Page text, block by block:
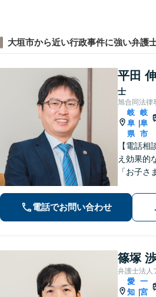
大垣市から近い行政事件に強い弁護
平田
士
旭合同法律
岐
阜
県
|
岐
阜
市
【電話
え効果的
「お子さ
くださ
で不動産
面談可】
電話でお問い合わせ
篠塚
弁護士法人
愛
知 |
一
宮